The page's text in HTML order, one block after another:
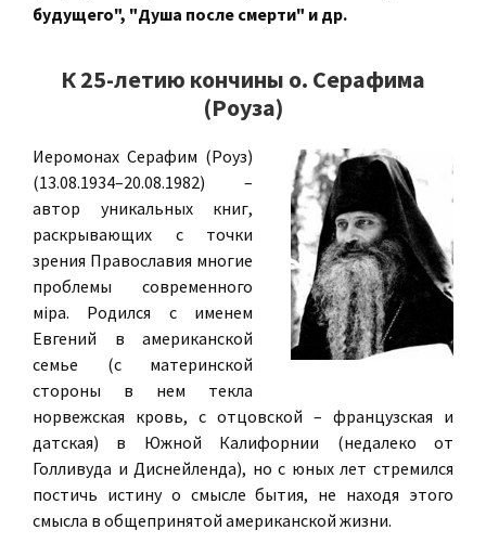
будущего", "Душа после смерти" и др.
К 25-летию кончины о. Серафима
(Роуза)
Иеромонах Серафим (Роуз)
(13.08.1934–20.08.1982) –
автор уникальных книг,
раскрывающих с точки
зрения Православия многие
проблемы современного
міра. Родился с именем
Евгений в американской
семье (с материнской
стороны в нем текла
норвежская кровь, с отцовской – французская и
датская) в Южной Калифорнии (недалеко от
Голливуда и Диснейленда), но с юных лет стремился
постичь истину о смысле бытия, не находя этого
смысла в общепринятой американской жизни.